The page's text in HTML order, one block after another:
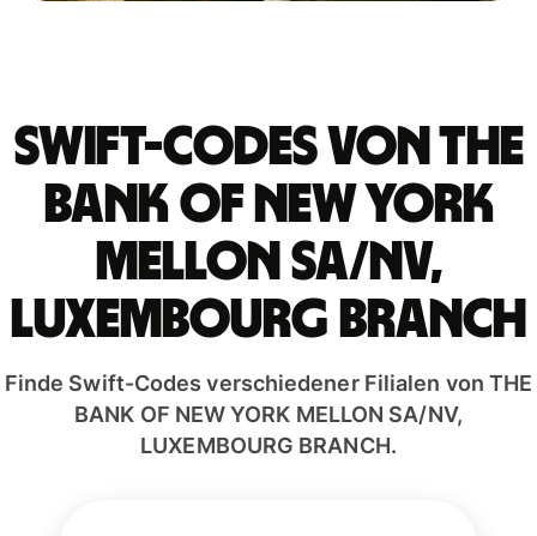
Swift-Codes von THE
BANK OF NEW YORK
MELLON SA/NV,
LUXEMBOURG BRANCH
Finde Swift-Codes verschiedener Filialen von THE
BANK OF NEW YORK MELLON SA/NV,
LUXEMBOURG BRANCH.